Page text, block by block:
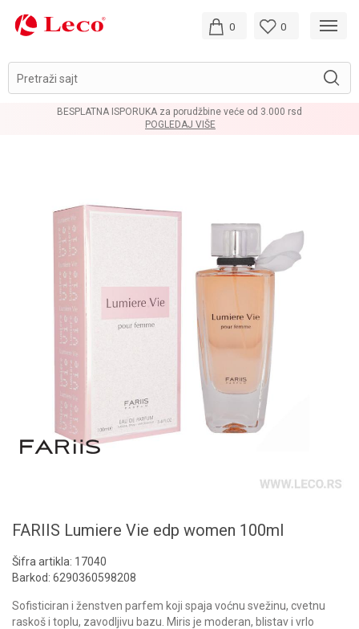
Pretraži sajt
0 0
BESPLATNA ISPORUKA za porudžbine veće od 3.000 rsd
POGLEDAJ VIŠE
FARIIS Lumiere Vie edp women 100ml
Šifra artikla: 17040
Barkod: 6290360598208
Sofisticiran i ženstven parfem koji spaja voćnu svežinu, cvetnu
raskoš i toplu, zavodljivu bazu. Miris je moderan, blistav i vrlo